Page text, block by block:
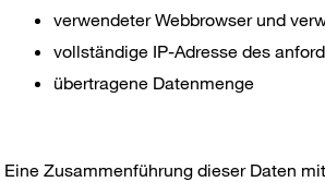
verwendeter Webbrowser und
vollständige IP-Adresse des
übertragene Datenmenge
Eine Zusammenführung dieser Daten